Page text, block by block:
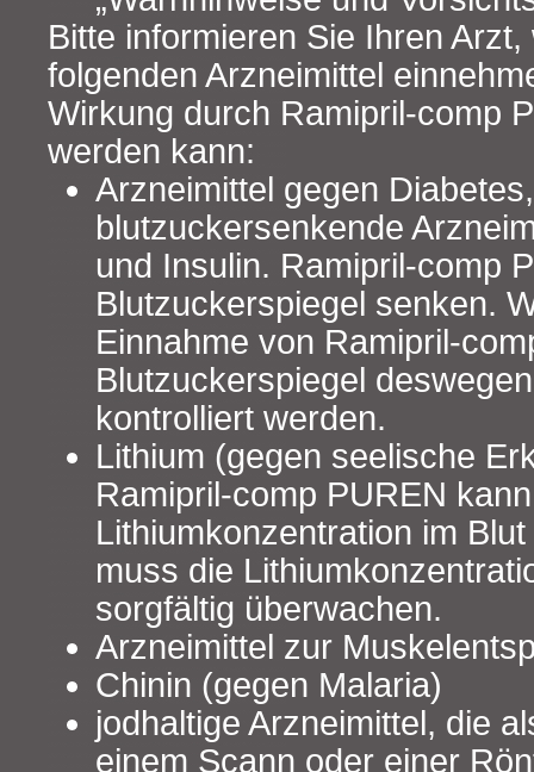
Bitte informieren Sie Ihren
folgenden Arzneimittel
Wirkung durch Ramipril-comp
werden kann:
Arzneimittel gegen
blutzuckersenkende
und Insulin. Ramipril-comp
Blutzuckerspiegel senken.
Einnahme von Ramipril-
Blutzuckerspiegel
kontrolliert werden.
Lithium (gegen seelische
Ramipril-comp PUREN
Lithiumkonzentration im
muss die
sorgfältig überwachen.
Arzneimittel zur
Chinin (gegen Malaria)
jodhaltige Arzneimittel, die
einem Scann oder einer